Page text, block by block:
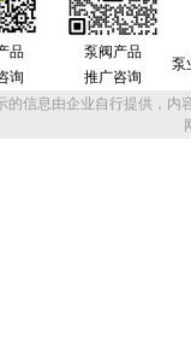
品
询
泵阀产品
推广咨询
泵
的信息由企业自行提供，